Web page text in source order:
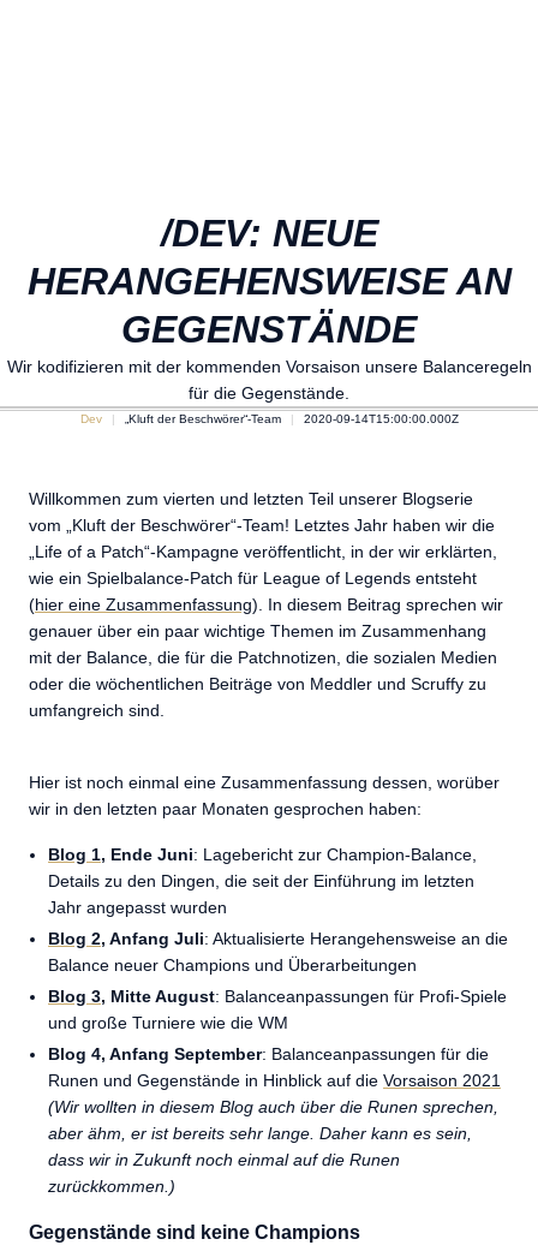
/DEV: NEUE
HERANGEHENSWEISE AN
GEGENSTÄNDE
Wir kodifizieren mit der kommenden Vorsaison unsere Balanceregeln
für die Gegenstände.
Dev „Kluft der Beschwörer“-Team 2020-09-14T15:00:00.000Z
Willkommen zum vierten und letzten Teil unserer Blogserie
vom „Kluft der Beschwörer“-Team! Letztes Jahr haben wir die
„Life of a Patch“-Kampagne veröffentlicht, in der wir erklärten,
wie ein Spielbalance-Patch für League of Legends entsteht
(hier eine Zusammenfassung). In diesem Beitrag sprechen wir
genauer über ein paar wichtige Themen im Zusammenhang
mit der Balance, die für die Patchnotizen, die sozialen Medien
oder die wöchentlichen Beiträge von Meddler und Scruffy zu
umfangreich sind.
Hier ist noch einmal eine Zusammenfassung dessen, worüber
wir in den letzten paar Monaten gesprochen haben:
Blog 1, Ende Juni: Lagebericht zur Champion-Balance,
Details zu den Dingen, die seit der Einführung im letzten
Jahr angepasst wurden
Blog 2, Anfang Juli: Aktualisierte Herangehensweise an die
Balance neuer Champions und Überarbeitungen
Blog 3, Mitte August: Balanceanpassungen für Profi-Spiele
und große Turniere wie die WM
Blog 4, Anfang September: Balanceanpassungen für die
Runen und Gegenstände in Hinblick auf die Vorsaison 2021
(Wir wollten in diesem Blog auch über die Runen sprechen,
aber ähm, er ist bereits sehr lange. Daher kann es sein,
dass wir in Zukunft noch einmal auf die Runen
zurückkommen.)
Gegenstände sind keine Champions